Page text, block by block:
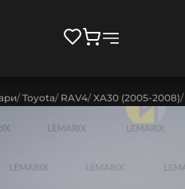
Toyota RAV4 XA30 (2005-2008)